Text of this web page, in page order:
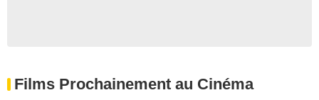
Films Prochainement au Cinéma